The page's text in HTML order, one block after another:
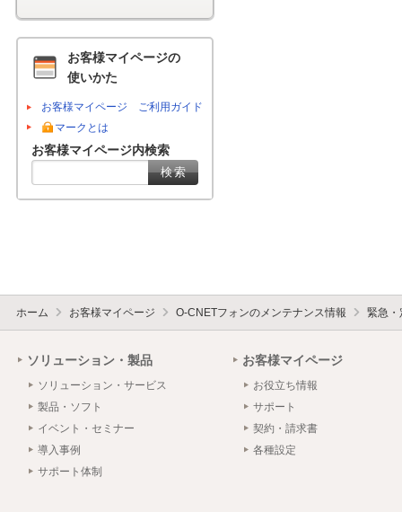
お客様マイページの
使いかた
お客様マイページ ご利用ガイド
マークとは
お客様マイページ内検索
ホーム お客様マイページ O-CNETフォンのメンテナンス情報 緊急・
ソリューション・製品
ソリューション・サービス
製品・ソフト
イベント・セミナー
導入事例
サポート体制
お客様マイページ
お役立ち情報
サポート
契約・請求書
各種設定